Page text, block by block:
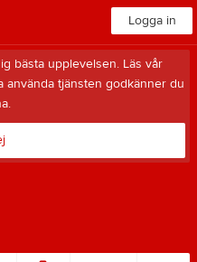
Logga in
bästa upplevelsen. Läs vår
använda tjänsten godkänner du